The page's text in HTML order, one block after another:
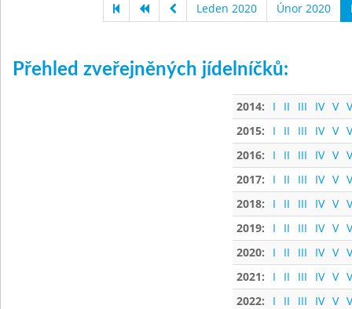
Leden 2020 Únor 2020
Přehled zveřejněných jídelníčků:
2014: I II III IV V
2015:
I II III IV V
2016:
I II III IV V
2017:
I II III IV V
2018:
I II III IV V
2019:
I II III IV V
2020:
I II III IV V
2021:
I II III IV V
2022:
I II III IV V